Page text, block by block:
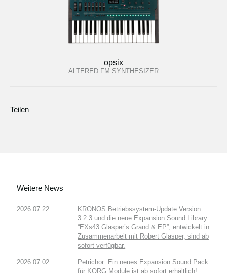
opsix
ALTERED FM SYNTHESIZER
Teilen
Weitere News
2026.07.22
KRONOS Betriebssystem-Update Version
3.2.3 und die neue Expansion Sound Library
“EXs43 Glasper’s Grand & EP”, entwickelt in
Zusammenarbeit mit Robert Glasper, sind ab
sofort verfügbar.
2026.07.02
Petrichor: Ein neues Expansion Sound Pack
für KORG Module ist ab sofort erhältlich!